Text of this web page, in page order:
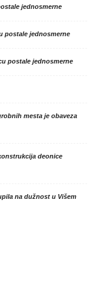
jednosmerne
postale jednosmerne
postale jednosmerne
mesta je obaveza
deonice
na dužnost u Višem